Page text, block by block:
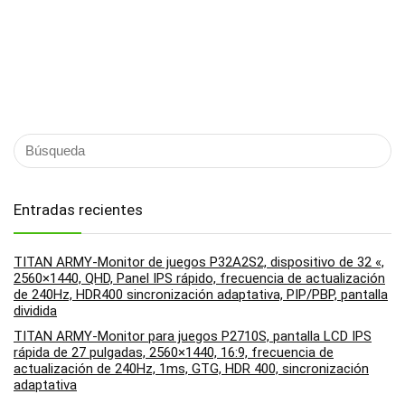
Entradas recientes
TITAN ARMY-Monitor de juegos P32A2S2, dispositivo de 32 «,
2560×1440, QHD, Panel IPS rápido, frecuencia de actualización
de 240Hz, HDR400 sincronización adaptativa, PIP/PBP, pantalla
dividida
TITAN ARMY-Monitor para juegos P2710S, pantalla LCD IPS
rápida de 27 pulgadas, 2560×1440, 16:9, frecuencia de
actualización de 240Hz, 1ms, GTG, HDR 400, sincronización
adaptativa